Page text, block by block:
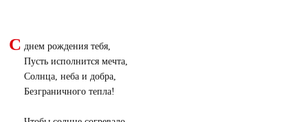
С днем рождения тебя,
Пусть исполнится мечта,
Солнца, неба и добра,
Безграничного тепла!